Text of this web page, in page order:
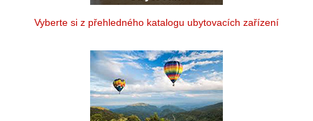
Vyberte si z přehledného katalogu ubytovacích zařízení